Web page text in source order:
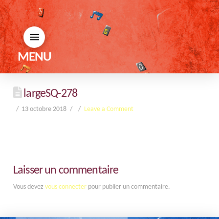
MENU
largeSQ-278
13 octobre 2018 Leave a Comment
Laisser un commentaire
Vous devez vous connecterpour publier un commentaire.